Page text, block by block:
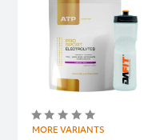
MORE VARIANTS